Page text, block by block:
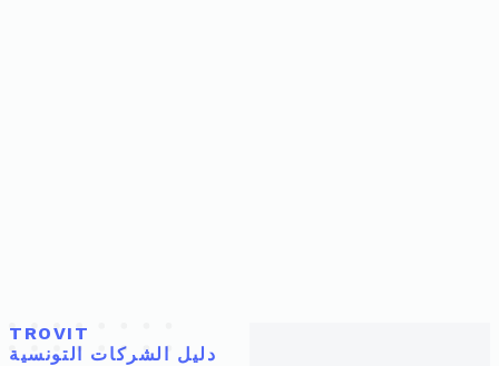
TROVIT
دليل الشركات التونسية